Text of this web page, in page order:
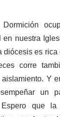
nuestra
es
corre
Y
un
Espero que